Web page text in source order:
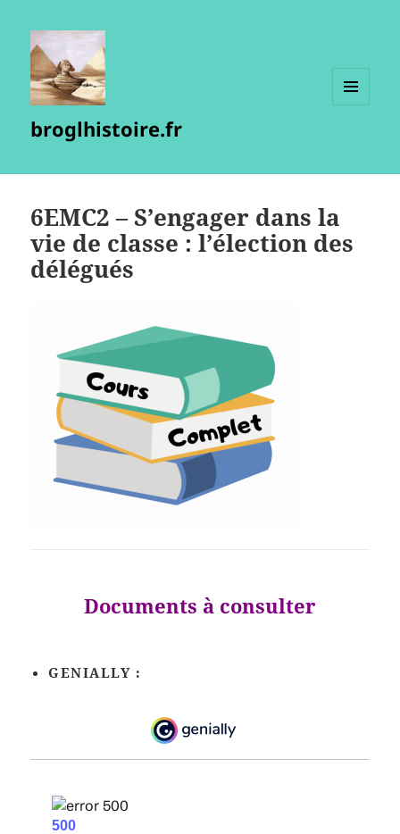
broglhistoire.fr
6EMC2 – S’engager dans la
vie de classe : l’élection des
délégués
Documents à consulter
GENIALLY :